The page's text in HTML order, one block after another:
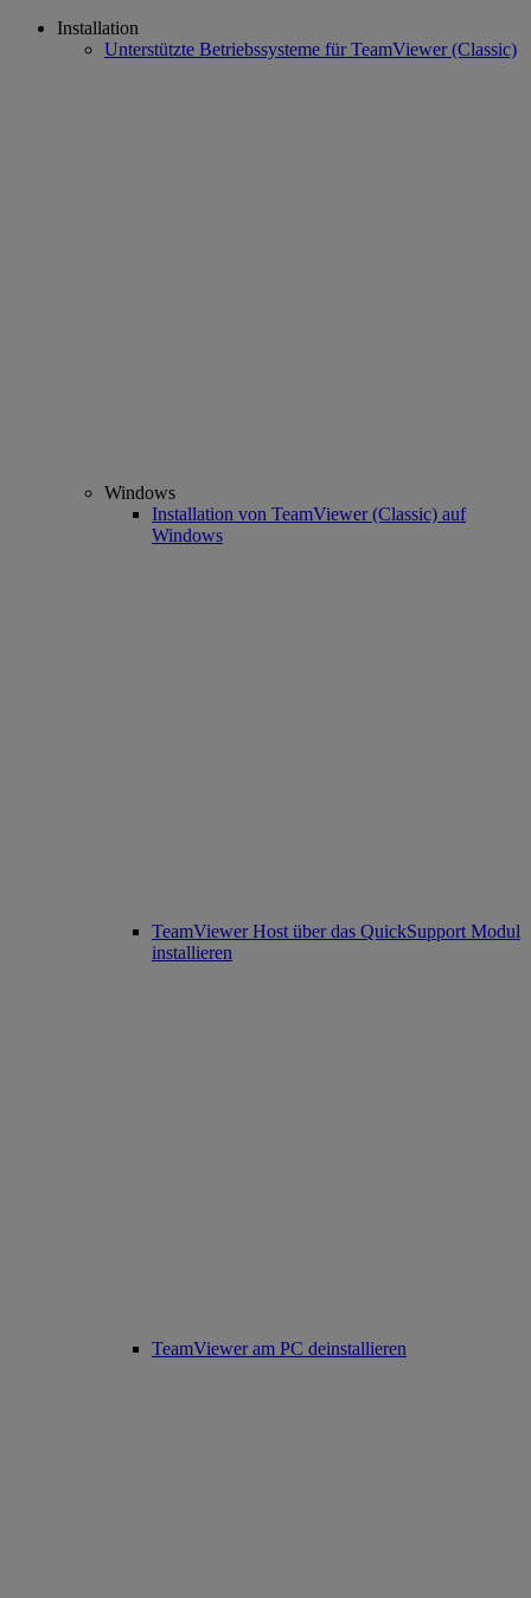
Installation
Unterstützte Betriebssysteme für TeamViewer (Classic)
Windows
Installation von TeamViewer (Classic) auf
Windows
TeamViewer Host über das QuickSupport Modul
installieren
TeamViewer am PC deinstallieren